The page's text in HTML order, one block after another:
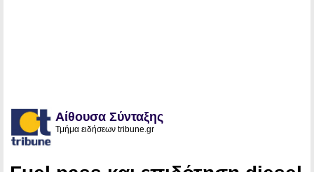
Αίθουσα Σύνταξης
Τμήμα ειδήσεων tribune.gr